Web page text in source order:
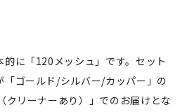
に「120メッシュ」です。セット
「ゴールド/シルバー/カッパー」の
クリーナーあり）」でのお届けとな